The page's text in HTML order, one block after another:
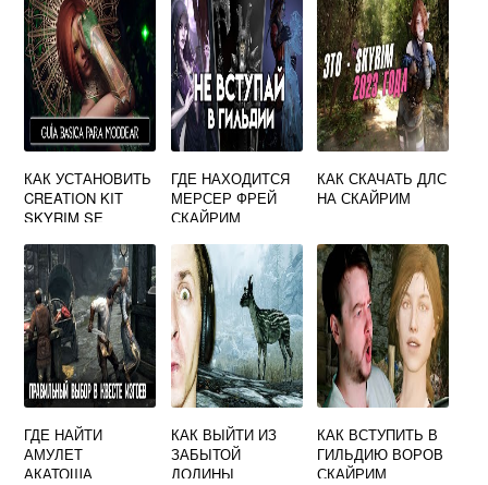
КАК УСТАНОВИТЬ
CREATION KIT
SKYRIM SE
ГДЕ НАХОДИТСЯ
МЕРСЕР ФРЕЙ
СКАЙРИМ
КАК СКАЧАТЬ ДЛС
НА СКАЙРИМ
ГДЕ НАЙТИ
АМУЛЕТ
АКАТОША
КАК ВЫЙТИ ИЗ
ЗАБЫТОЙ
ДОЛИНЫ
КАК ВСТУПИТЬ В
ГИЛЬДИЮ ВОРОВ
СКАЙРИМ